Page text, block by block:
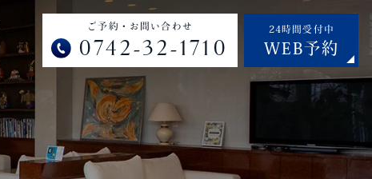
ご予約・お問い合わせ
0742-32-1710
24時間受付中
WEB予約